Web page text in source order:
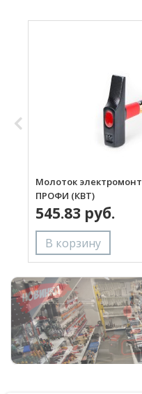
Молоток
ПРОФИ (КВТ)
545.83 руб.